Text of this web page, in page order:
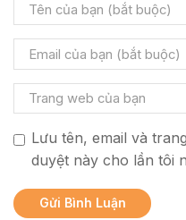
Lưu tên, email và
duyệt này cho lần tôi